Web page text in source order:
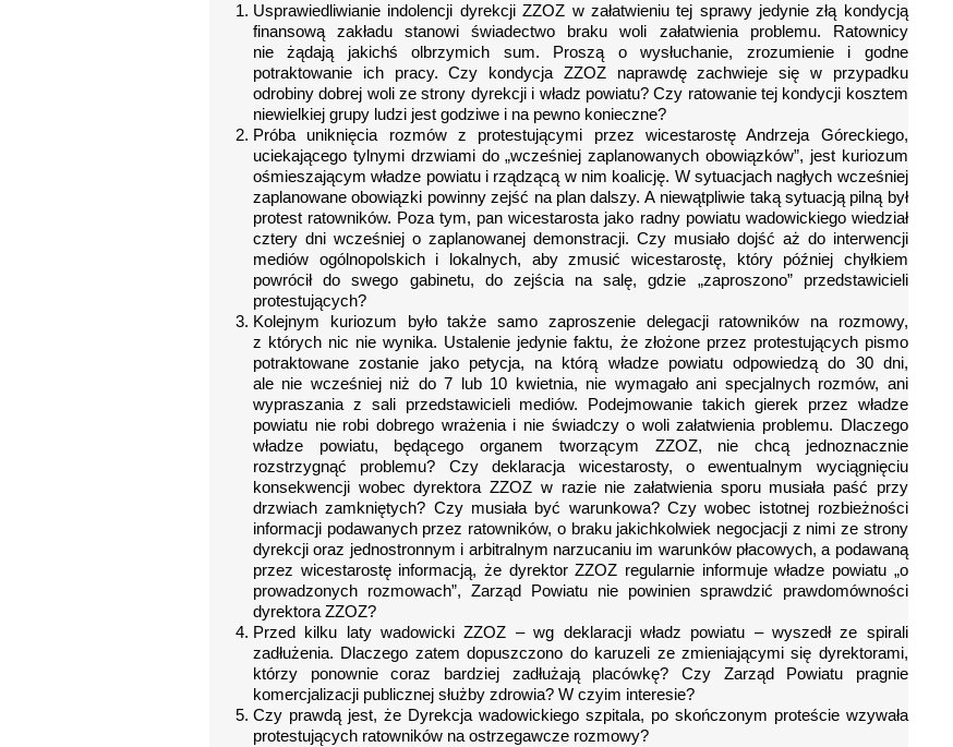
Usprawiedliwianie indolencji dyrekcji ZZOZ w załatwieniu tej sprawy jedynie złą kondycją
finansową zakładu stanowi świadectwo braku woli załatwienia problemu. Ratownicy
nie żądają jakichś olbrzymich sum. Proszą o wysłuchanie, zrozumienie i godne
potraktowanie ich pracy. Czy kondycja ZZOZ naprawdę zachwieje się w przypadku
odrobiny dobrej woli ze strony dyrekcji i władz powiatu? Czy ratowanie tej kondycji kosztem
niewielkiej grupy ludzi jest godziwe i na pewno konieczne?
Próba uniknięcia rozmów z protestującymi przez wicestarostę Andrzeja Góreckiego,
uciekającego tylnymi drzwiami do „wcześniej zaplanowanych obowiązków”, jest kuriozum
ośmieszającym władze powiatu i rządzącą w nim koalicję. W sytuacjach nagłych wcześniej
zaplanowane obowiązki powinny zejść na plan dalszy. A niewątpliwie taką sytuacją pilną był
protest ratowników. Poza tym, pan wicestarosta jako radny powiatu wadowickiego wiedział
cztery dni wcześniej o zaplanowanej demonstracji. Czy musiało dojść aż do interwencji
mediów ogólnopolskich i lokalnych, aby zmusić wicestarostę, który później chyłkiem
powrócił do swego gabinetu, do zejścia na salę, gdzie „zaproszono” przedstawicieli
protestujących?
Kolejnym kuriozum było także samo zaproszenie delegacji ratowników na rozmowy,
z których nic nie wynika. Ustalenie jedynie faktu, że złożone przez protestujących pismo
potraktowane zostanie jako petycja, na którą władze powiatu odpowiedzą do 30 dni,
ale nie wcześniej niż do 7 lub 10 kwietnia, nie wymagało ani specjalnych rozmów, ani
wypraszania z sali przedstawicieli mediów. Podejmowanie takich gierek przez władze
powiatu nie robi dobrego wrażenia i nie świadczy o woli załatwienia problemu. Dlaczego
władze powiatu, będącego organem tworzącym ZZOZ, nie chcą jednoznacznie
rozstrzygnąć problemu? Czy deklaracja wicestarosty, o ewentualnym wyciągnięciu
konsekwencji wobec dyrektora ZZOZ w razie nie załatwienia sporu musiała paść przy
drzwiach zamkniętych? Czy musiała być warunkowa? Czy wobec istotnej rozbieżności
informacji podawanych przez ratowników, o braku jakichkolwiek negocjacji z nimi ze strony
dyrekcji oraz jednostronnym i arbitralnym narzucaniu im warunków płacowych, a podawaną
przez wicestarostę informacją, że dyrektor ZZOZ regularnie informuje władze powiatu „o
prowadzonych rozmowach”, Zarząd Powiatu nie powinien sprawdzić prawdomówności
dyrektora ZZOZ?
Przed kilku laty wadowicki ZZOZ – wg deklaracji władz powiatu – wyszedł ze spirali
zadłużenia. Dlaczego zatem dopuszczono do karuzeli ze zmieniającymi się dyrektorami,
którzy ponownie coraz bardziej zadłużają placówkę? Czy Zarząd Powiatu pragnie
komercjalizacji publicznej służby zdrowia? W czyim interesie?
Czy prawdą jest, że Dyrekcja wadowickiego szpitala, po skończonym proteście wzywała
protestujących ratowników na ostrzegawcze rozmowy?